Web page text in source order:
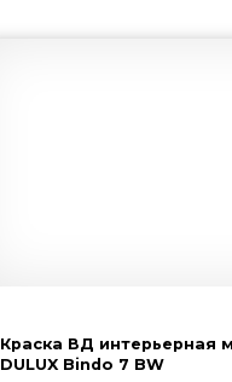
Краска ВД интерьерная
DULUX Bindo 7 BW